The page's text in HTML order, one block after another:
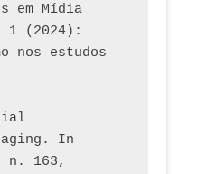
em Mídia
1 (2024):
nos estudos
In
n. 163,